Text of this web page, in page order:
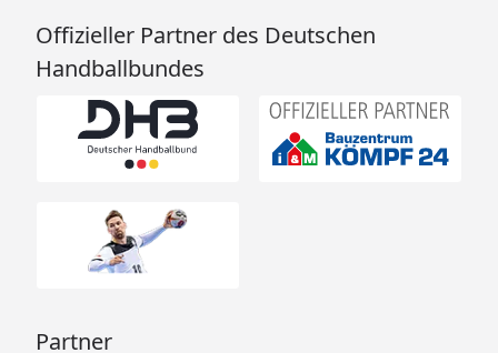
Offizieller Partner des Deutschen
Handballbundes
Partner